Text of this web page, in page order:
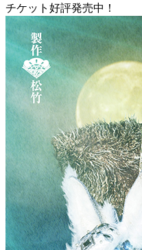
チケット好評発売中！